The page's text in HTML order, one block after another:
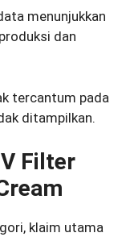
menunjukkan
dan
tercantum pada
ditampilkan.
Filter
klaim utama